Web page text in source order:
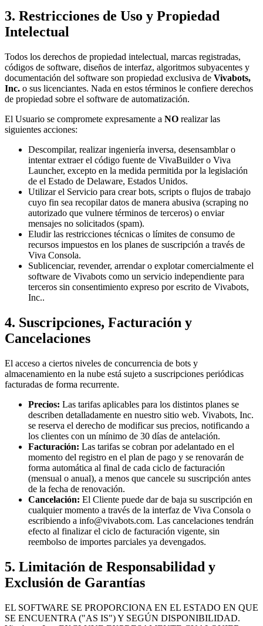
3. Restricciones de Uso y Propiedad
Intelectual
Todos los derechos de propiedad intelectual, marcas registradas,
códigos de software, diseños de interfaz, algoritmos subyacentes y
documentación del software son propiedad exclusiva de Vivabots,
Inc. o sus licenciantes. Nada en estos términos le confiere derechos
de propiedad sobre el software de automatización.
El Usuario se compromete expresamente a NO realizar las
siguientes acciones:
Descompilar, realizar ingeniería inversa, desensamblar o
intentar extraer el código fuente de VivaBuilder o Viva
Launcher, excepto en la medida permitida por la legislación
de el Estado de Delaware, Estados Unidos.
Utilizar el Servicio para crear bots, scripts o flujos de trabajo
cuyo fin sea recopilar datos de manera abusiva (scraping no
autorizado que vulnere términos de terceros) o enviar
mensajes no solicitados (spam).
Eludir las restricciones técnicas o límites de consumo de
recursos impuestos en los planes de suscripción a través de
Viva Consola.
Sublicenciar, revender, arrendar o explotar comercialmente el
software de Vivabots como un servicio independiente para
terceros sin consentimiento expreso por escrito de Vivabots,
Inc..
4. Suscripciones, Facturación y
Cancelaciones
El acceso a ciertos niveles de concurrencia de bots y
almacenamiento en la nube está sujeto a suscripciones periódicas
facturadas de forma recurrente.
Precios: Las tarifas aplicables para los distintos planes se
describen detalladamente en nuestro sitio web. Vivabots, Inc.
se reserva el derecho de modificar sus precios, notificando a
los clientes con un mínimo de 30 días de antelación.
Facturación: Las tarifas se cobran por adelantado en el
momento del registro en el plan de pago y se renovarán de
forma automática al final de cada ciclo de facturación
(mensual o anual), a menos que cancele su suscripción antes
de la fecha de renovación.
Cancelación: El Cliente puede dar de baja su suscripción en
cualquier momento a través de la interfaz de Viva Consola o
escribiendo a info@vivabots.com. Las cancelaciones tendrán
efecto al finalizar el ciclo de facturación vigente, sin
reembolso de importes parciales ya devengados.
5. Limitación de Responsabilidad y
Exclusión de Garantías
EL SOFTWARE SE PROPORCIONA EN EL ESTADO EN QUE
SE ENCUENTRA ("AS IS") Y SEGÚN DISPONIBILIDAD.